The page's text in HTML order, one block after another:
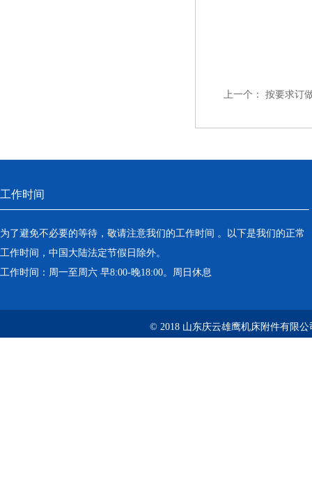
上一个： 按要求订
工作时间
为了避免不必要的等待，敬请注意我们的工作时间 。以下是我们的正常
工作时间，中国大陆法定节假日除外。
工作时间：周一至周六 早8:00-晚18:00。周日休息
© 2018 山东庆云雄鹰机床附件有限